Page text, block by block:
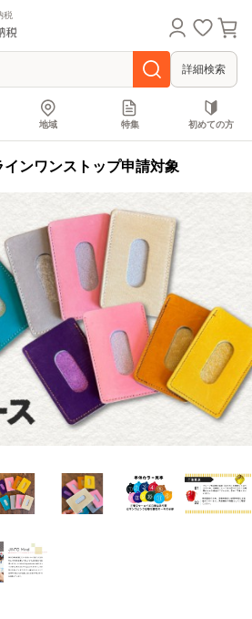
税
詳細検索
地域 特集 初めての方
インワンストップ申請対象